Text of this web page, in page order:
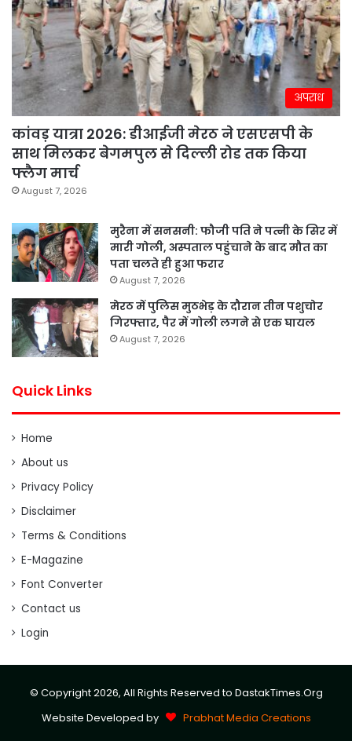
अपराध
कांवड़ यात्रा 2026: डीआईजी मेरठ ने एसएसपी के
साथ मिलकर बेगमपुल से दिल्ली रोड तक किया
फ्लैग मार्च
August 7, 2026
मुरैना में सनसनी: फौजी पति ने पत्नी के सिर में
मारी गोली, अस्पताल पहुंचाने के बाद मौत का
पता चलते ही हुआ फरार
August 7, 2026
मेरठ में पुलिस मुठभेड़ के दौरान तीन पशुचोर
गिरफ्तार, पैर में गोली लगने से एक घायल
August 7, 2026
Quick Links
Home
About us
Privacy Policy
Disclaimer
Terms & Conditions
E-Magazine
Font Converter
Contact us
Login
© Copyright 2026, All Rights Reserved to DastakTimes.Org
Website Developed by
Prabhat Media Creations